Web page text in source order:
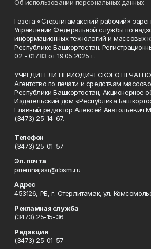
Об использовании персональных данных
Газета «Стерлитамакский рабочий»
Управлении Федеральной службы по
информационных технологий и массовых
Республике Башкортостан.
02 - 01783 от 19.05.2025 г.
УЧРЕДИТЕЛИ ПЕРИОДИЧЕСКОГО
Агентство по печати и средствам
Республики Башкортостан, Акционерное
Издательский дом «Республика
Главный редактор Алексей Анатольевич
(3473) 25-14-67.
Телефон
(3473) 25-01-57
Эл. почта
priemnajasr@rbsmi.ru
Адрес
453126, РБ, г. Стерлитамак, ул.
Рекламная служба
(3473) 25-15-36
Редакция
(3473) 25-01-57